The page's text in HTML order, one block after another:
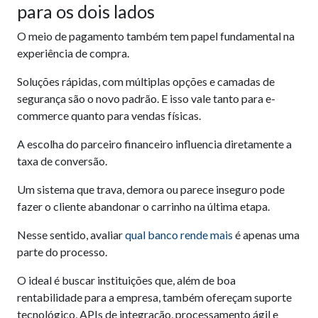
para os dois lados
O meio de pagamento também tem papel fundamental na
experiência de compra.
Soluções rápidas, com múltiplas opções e camadas de
segurança são o novo padrão. E isso vale tanto para e-
commerce quanto para vendas físicas.
A escolha do parceiro financeiro influencia diretamente a
taxa de conversão.
Um sistema que trava, demora ou parece inseguro pode
fazer o cliente abandonar o carrinho na última etapa.
Nesse sentido, avaliarqual banco rende mais é apenas uma
parte do processo.
O ideal é buscar instituições que, além de boa
rentabilidade para a empresa, também ofereçam suporte
tecnológico, APIs de integração, processamento ágil e